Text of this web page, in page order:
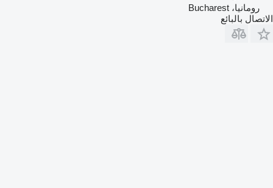
رومانيا، Bucharest
الاتصال بالبائع